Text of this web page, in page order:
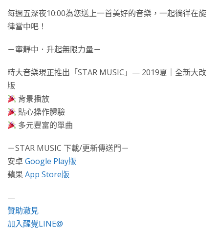
每週五深夜10:00為您送上一首美好的音樂，一起徜徉在旋
律當中吧！
－寧靜中．升起無限力量－
時大音樂現正推出「STAR MUSIC」— 2019夏｜全新大改
版
背景播放
貼心操作體驗
多元豐富的單曲
－STAR MUSIC 下載/更新傳送門－
安卓Google Play版
蘋果 App Store版
—
贊助澈見
加入醒覺LINE@